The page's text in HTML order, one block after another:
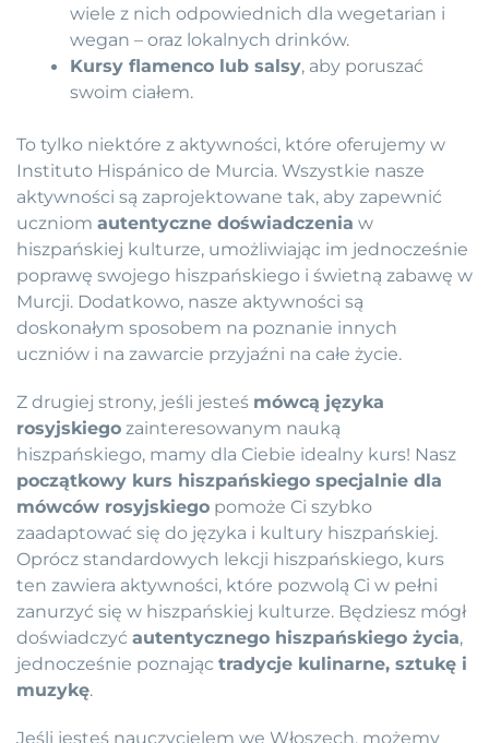
wiele z nich odpowiednich dla wegetarian i
wegan – oraz lokalnych drinków.
Kursy flamenco lub salsy, aby poruszać
swoim ciałem.
To tylko niektóre z aktywności, które oferujemy w
Instituto Hispánico de Murcia. Wszystkie nasze
aktywności są zaprojektowane tak, aby zapewnić
uczniom autentyczne doświadczenia w
hiszpańskiej kulturze, umożliwiając im jednocześnie
poprawę swojego hiszpańskiego i świetną zabawę w
Murcji. Dodatkowo, nasze aktywności są
doskonałym sposobem na poznanie innych
uczniów i na zawarcie przyjaźni na całe życie.
Z drugiej strony, jeśli jesteś mówcą języka
rosyjskiego zainteresowanym nauką
hiszpańskiego, mamy dla Ciebie idealny kurs! Nasz
początkowy kurs hiszpańskiego specjalnie dla
mówców rosyjskiego pomoże Ci szybko
zaadaptować się do języka i kultury hiszpańskiej.
Oprócz standardowych lekcji hiszpańskiego, kurs
ten zawiera aktywności, które pozwolą Ci w pełni
zanurzyć się w hiszpańskiej kulturze. Będziesz mógł
doświadczyć autentycznego hiszpańskiego życia,
jednocześnie poznając tradycje kulinarne, sztukę i
muzykę.
Jeśli jesteś nauczycielem we Włoszech, możemy